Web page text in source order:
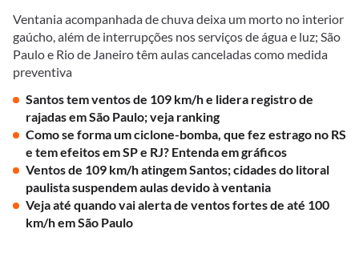
Ventania acompanhada de chuva deixa um morto no interior
gaúcho, além de interrupções nos serviços de água e luz; São
Paulo e Rio de Janeiro têm aulas canceladas como medida
preventiva
Santos tem ventos de 109 km/h e lidera registro de
rajadas em São Paulo; veja ranking
Como se forma um ciclone-bomba, que fez estrago no RS
e tem efeitos em SP e RJ? Entenda em gráficos
Ventos de 109 km/h atingem Santos; cidades do litoral
paulista suspendem aulas devido à ventania
Veja até quando vai alerta de ventos fortes de até 100
km/h em São Paulo